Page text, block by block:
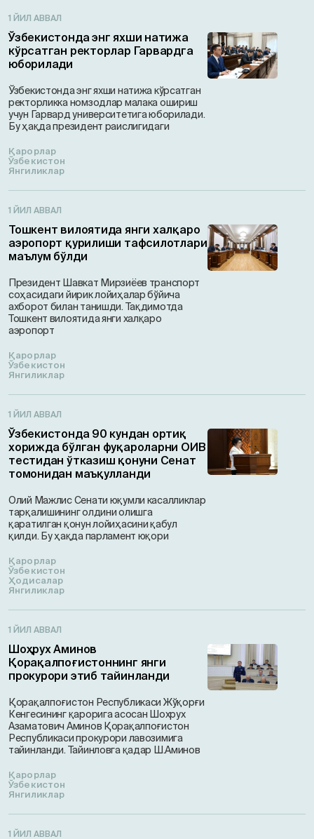
1 ЙИЛ АВВАЛ
Ўзбекистонда энг яхши натижа
кўрсатган ректорлар Гарвардга
юборилади
Ўзбекистонда энг яхши натижа кўрсатган
ректорликка номзодлар малака ошириш
учун Гарвард университетига юборилади.
Бу ҳақда президент раислигидаги
Қарорлар
Ўзбекистон
Янгиликлар
1 ЙИЛ АВВАЛ
Тошкент вилоятида янги халқаро
аэропорт қурилиши тафсилотлари
маълум бўлди
Президент Шавкат Мирзиёев транспорт
соҳасидаги йирик лойиҳалар бўйича
ахборот билан танишди. Тақдимотда
Тошкент вилоятида янги халқаро
аэропорт
Қарорлар
Ўзбекистон
Янгиликлар
1 ЙИЛ АВВАЛ
Ўзбекистонда 90 кундан ортиқ
хорижда бўлган фуқароларни ОИВ
тестидан ўтказиш қонуни Сенат
томонидан маъқулланди
Олий Мажлис Сенати юқумли касалликлар
тарқалишининг олдини олишга
қаратилган қонун лойиҳасини қабул
қилди. Бу ҳақда парламент юқори
Қарорлар
Ўзбекистон
Ҳодисалар
Янгиликлар
1 ЙИЛ АВВАЛ
Шоҳрух Аминов
Қорақалпоғистоннинг янги
прокурори этиб тайинланди
Қорақалпоғистон Республикаси Жўқорғи
Кенгесининг қарорига асосан Шохрух
Азаматович Аминов Қорақалпоғистон
Республикаси прокурори лавозимига
тайинланди. Тайинловга қадар Ш.Аминов
Қарорлар
Ўзбекистон
Янгиликлар
1 ЙИЛ АВВАЛ